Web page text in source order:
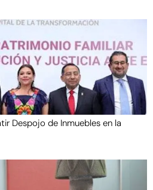
Despojo de Inmuebles en la